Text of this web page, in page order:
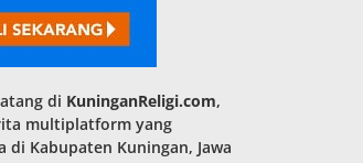
di KuninganReligi.com,
multiplatform yang
di Kabupaten Kuningan, Jawa